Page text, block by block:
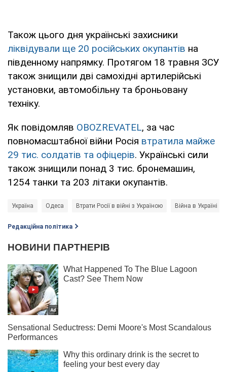
Також цього дня українські захисники
ліквідували ще 20 російських окупантів на
південному напрямку. Протягом 18 травня ЗСУ
також знищили дві самохідні артилерійські
установки, автомобільну та броньовану
техніку.
Як повідомляв OBOZREVATEL, за час
повномасштабної війни Росія втратила майже
29 тис. солдатів та офіцерів. Українські сили
також знищили понад 3 тис. бронемашин,
1254 танки та 203 літаки окупантів.
Україна Одеса Втрати Росії в війні з Україною Війна в Україні
Редакційна політика